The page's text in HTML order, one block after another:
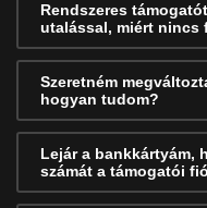
Rendszeres
utalással, miért nincs
Szeretném
hogyan tudom?
Lejár a bankkártyám,
számát a támogatói